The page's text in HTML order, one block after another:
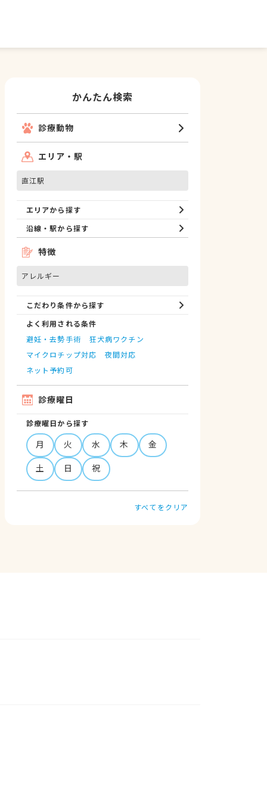
かんたん検索
診療動物
エリア・駅
直江駅
エリアから探す
沿線・駅から探す
特徴
アレルギー
こだわり条件から探す
よく利用される条件
避妊・去勢手術
狂犬病ワクチン
マイクロチップ対応
夜間対応
ネット予約可
診療曜日
診療曜日から探す
月 火 水 木
金
土
日 祝
すべてをクリア